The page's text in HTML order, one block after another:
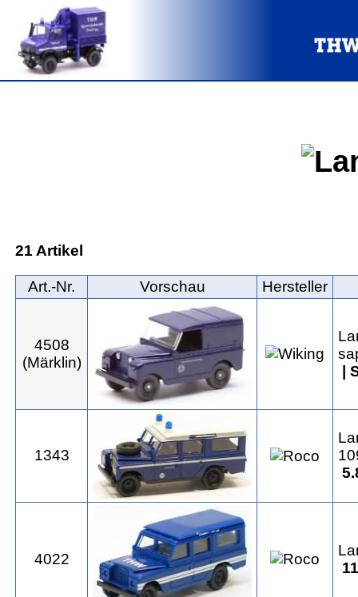
21 Artikel
Art.‑Nr. Vorschau Hersteller
4508
(Märklin)
|
1343
4022